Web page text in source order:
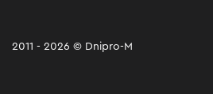
2011 - 2026 © Dnipro-M